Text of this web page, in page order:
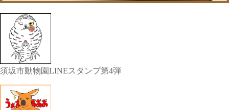
須坂市動物園LINEスタンプ第4弾